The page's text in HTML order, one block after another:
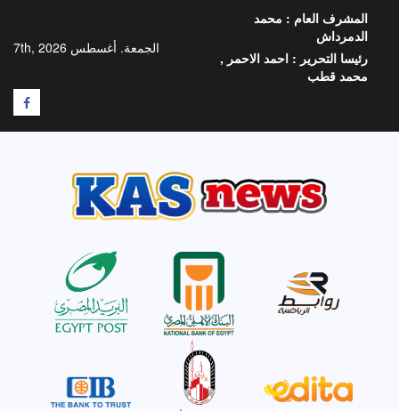
المحتوى
الجمعة. أغسطس 7th, 2026
المشرف العام : محمد
الدمرداش
رئيسا التحرير : احمد الاحمر ,
محمد قطب
F